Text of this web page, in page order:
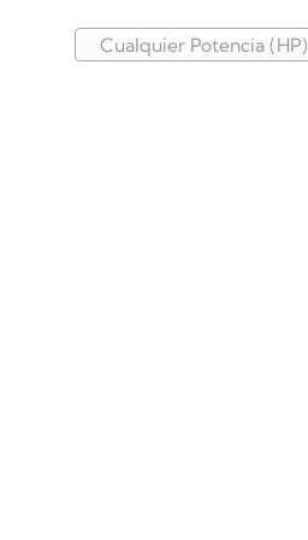
Cualquier Potencia (HP)